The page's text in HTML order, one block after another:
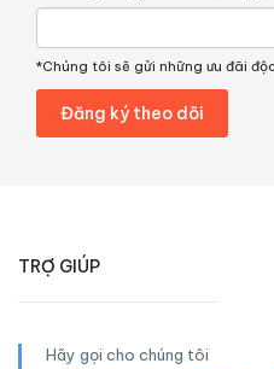
*Chúng tôi sẽ gửi những ưu đãi
TRỢ GIÚP
Hãy gọi cho chúng tôi